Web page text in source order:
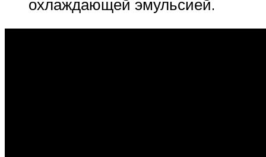
охлаждающей эмульсией.